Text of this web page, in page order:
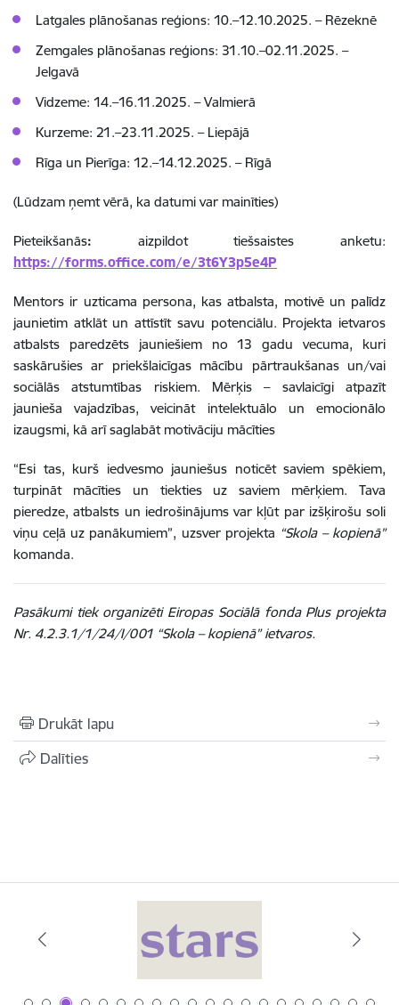
Latgales plānošanas reģions: 10.–12.10.2025. – Rēzeknē
Zemgales plānošanas reģions: 31.10.–02.11.2025. –
Jelgavā
Vidzeme: 14.–16.11.2025. – Valmierā
Kurzeme: 21.–23.11.2025. – Liepājā
Rīga un Pierīga: 12.–14.12.2025. – Rīgā
(Lūdzam ņemt vērā, ka datumi var mainīties)
Pieteikšanās: aizpildot tiešsaistes anketu:
https://forms.office.com/e/3t6Y3p5e4P
Mentors ir uzticama persona, kas atbalsta, motivē un palīdz
jaunietim atklāt un attīstīt savu potenciālu. Projekta ietvaros
atbalsts paredzēts jauniešiem no 13 gadu vecuma, kuri
saskārušies ar priekšlaicīgas mācību pārtraukšanas un/vai
sociālās atstumtības riskiem. Mērķis – savlaicīgi atpazīt
jaunieša vajadzības, veicināt intelektuālo un emocionālo
izaugsmi, kā arī saglabāt motivāciju mācīties
“Esi tas, kurš iedvesmo jauniešus noticēt saviem spēkiem,
turpināt mācīties un tiekties uz saviem mērķiem. Tava
pieredze, atbalsts un iedrošinājums var kļūt par izšķirošu soli
viņu ceļā uz panākumiem”, uzsver projekta “Skola – kopienā”
komanda.
Pasākumi tiek organizēti Eiropas Sociālā fonda Plus projekta
Nr. 4.2.3.1/1/24/I/001 “Skola – kopienā” ietvaros.
Drukāt lapu
Dalīties